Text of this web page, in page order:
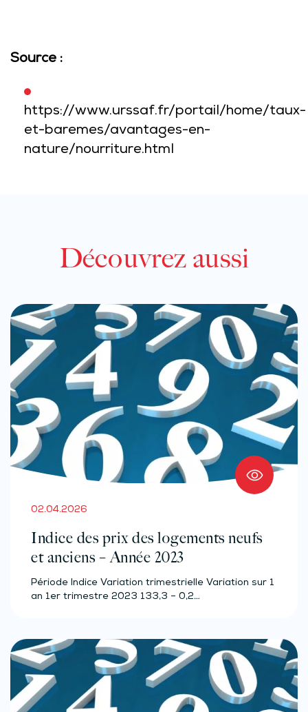
Source :
https://www.urssaf.fr/portail/home/taux-
et-baremes/avantages-en-
nature/nourriture.html
Découvrez aussi
02.04.2026
Indice des prix des logements neufs
et anciens – Année 2023
Période Indice Variation trimestrielle Variation sur 1
an 1er trimestre 2023 133,3 – 0,2…